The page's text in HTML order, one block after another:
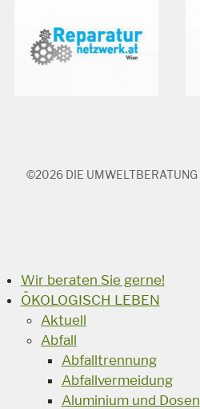
©2026 DIE UMWELTBERATUNG
Wir beraten Sie gerne!
ÖKOLOGISCH LEBEN
Aktuell
Abfall
Abfalltrennung
Abfallvermeidung
Aluminium und Dosen